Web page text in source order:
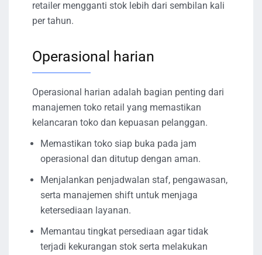
retailer mengganti stok lebih dari sembilan kali
per tahun.
Operasional harian
Operasional harian adalah bagian penting dari
manajemen toko retail yang memastikan
kelancaran toko dan kepuasan pelanggan.
Memastikan toko siap buka pada jam
operasional dan ditutup dengan aman.
Menjalankan penjadwalan staf, pengawasan,
serta manajemen shift untuk menjaga
ketersediaan layanan.
Memantau tingkat persediaan agar tidak
terjadi kekurangan stok serta melakukan